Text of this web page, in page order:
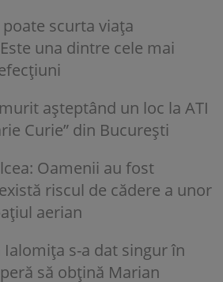
scurta viața
una dintre cele mai
așteptând un loc la ATI
Curie” din București
Oamenii au fost
riscul de cădere a unor
aerian
s-a dat singur în
să obțină Marian